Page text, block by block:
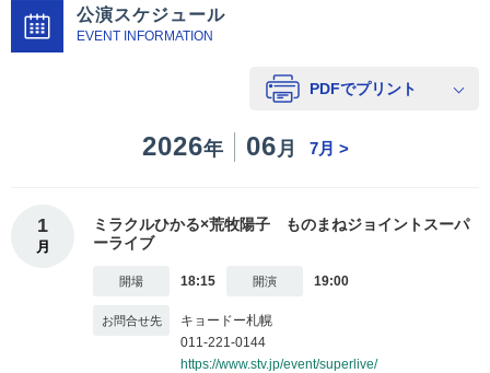
公演スケジュール
EVENT INFORMATION
PDFでプリント
2026年 06月 7月 >
1
月
ミラクルひかる×荒牧陽子 ものまねジョイントスーパ
ーライブ
18:15 19:00
キョードー札幌
011-221-0144
https://www.stv.jp/event/superlive/